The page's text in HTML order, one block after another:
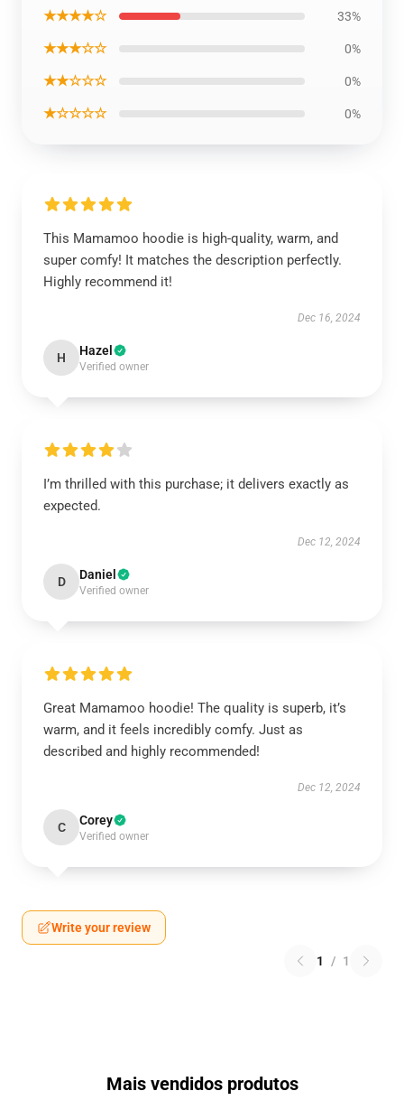
★★★★☆ 33%
★★★☆☆ 0%
★★☆☆☆ 0%
★☆☆☆☆ 0%
This Mamamoo hoodie is high-quality, warm, and
super comfy! It matches the description perfectly.
Highly recommend it!
Dec 16, 2024
H Hazel
Verified owner
I’m thrilled with this purchase; it delivers exactly as
expected.
Dec 12, 2024
D Daniel
Verified owner
Great Mamamoo hoodie! The quality is superb, it’s
warm, and it feels incredibly comfy. Just as
described and highly recommended!
Dec 12, 2024
C Corey
Verified owner
Write your review
1 / 1
Mais vendidos produtos